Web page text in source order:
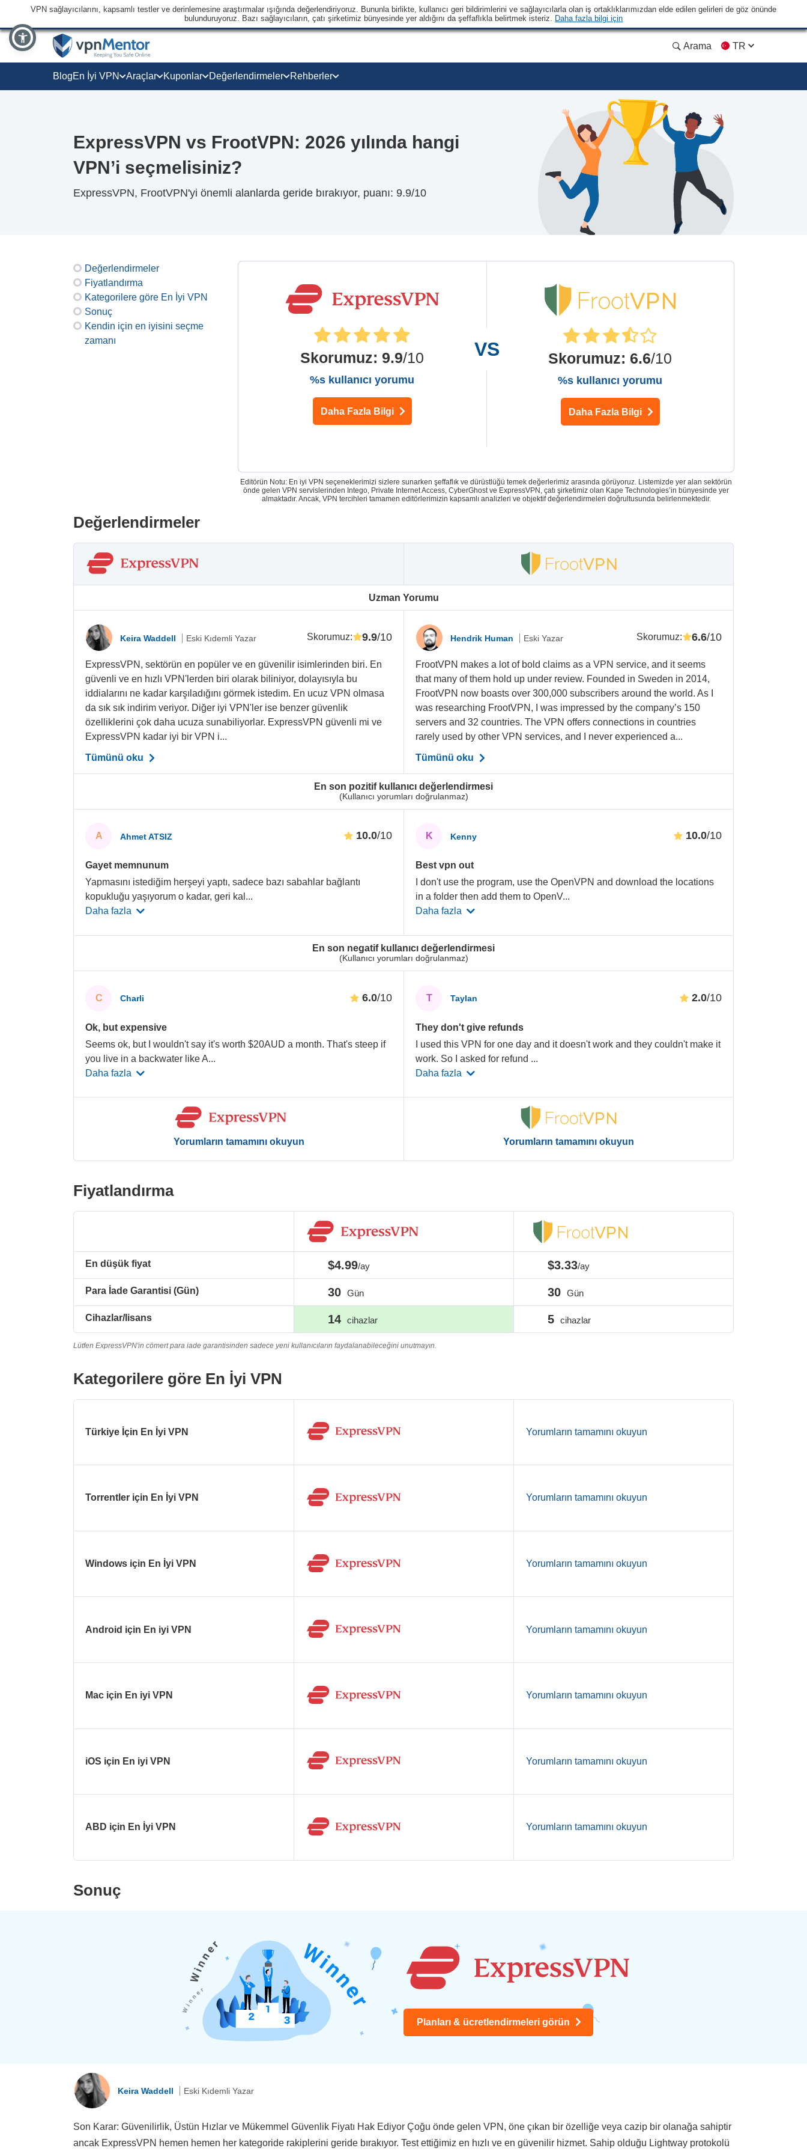
VPN sağlayıcılarını, kapsamlı testler ve derinlemesine araştırmalar ışığında değerlendiriyoruz. Bununla birlikte, kullanıcı geri bildirimlerini ve sağlayıcılarla olan iş ortaklıklarımızdan elde edilen gelirleri de göz önünde
bulunduruyoruz. Bazı sağlayıcıların, çatı şirketimiz bünyesinde yer aldığını da şeffaflıkla belirtmek isteriz. Daha fazla bilgi için
Arama TR
BlogEn İyi VPN Araçlar Kuponlar Değerlendirmeler Rehberler
ExpressVPN vs FrootVPN: 2026 yılında hangi
VPN’i seçmelisiniz?
ExpressVPN, FrootVPN'yi önemli alanlarda geride bırakıyor, puanı: 9.9/10
Değerlendirmeler
Fiyatlandırma
Kategorilere göre En İyi VPN
Sonuç
Kendin için en iyisini seçme
zamanı
Skorumuz: 9.9/10
%s kullanıcı yorumu
Daha Fazla Bilgi
Skorumuz: 6.6/10
%s kullanıcı yorumu
Daha Fazla Bilgi
Editörün Notu: En iyi VPN seçeneklerimizi sizlere sunarken şeffaflık ve dürüstlüğü temek değerlerimiz arasında görüyoruz. Listemizde yer alan sektörün
önde gelen VPN servislerinden Intego, Private Internet Access, CyberGhost ve ExpressVPN, çatı şirketimiz olan Kape Technologies’in bünyesinde yer
almaktadır. Ancak, VPN tercihleri tamamen editörlerimizin kapsamlı analizleri ve objektif değerlendirmeleri doğrultusunda belirlenmektedir.
Değerlendirmeler
Uzman Yorumu
En son pozitif kullanıcı değerlendirmesi
(Kullanıcı yorumları doğrulanmaz)
En son negatif kullanıcı değerlendirmesi
(Kullanıcı yorumları doğrulanmaz)
Keira Waddell Eski Kıdemli Yazar Skorumuz: 9.9/10
ExpressVPN, sektörün en popüler ve en güvenilir isimlerinden biri. En
güvenli ve en hızlı VPN'lerden biri olarak biliniyor, dolayısıyla bu
iddialarını ne kadar karşıladığını görmek istedim. En ucuz VPN olmasa
da sık sık indirim veriyor. Diğer iyi VPN'ler ise benzer güvenlik
özelliklerini çok daha ucuza sunabiliyorlar. ExpressVPN güvenli mi ve
ExpressVPN kadar iyi bir VPN i...
Tümünü oku
A Ahmet ATSIZ 10.0/10
Gayet memnunum
Yapmasını istediğim herşeyi yaptı, sadece bazı sabahlar bağlantı
kopukluğu yaşıyorum o kadar, geri kal ...
Daha fazla
C Charli 6.0/10
Ok, but expensive
Seems ok, but I wouldn't say it's worth $20AUD a month. That's steep if
you live in a backwater like A...
Daha fazla
Yorumların tamamını okuyun
Hendrik Human Eski Yazar Skorumuz: 6.6/10
FrootVPN makes a lot of bold claims as a VPN service, and it seems
that many of them hold up under review. Founded in Sweden in 2014,
FrootVPN now boasts over 300,000 subscribers around the world. As I
was researching FrootVPN, I was impressed by the company’s 150
servers and 32 countries. The VPN offers connections in countries
rarely used by other VPN services, and I never experienced a...
Tümünü oku
K Kenny 10.0/10
Best vpn out
I don't use the program, use the OpenVPN and download the locations
in a folder then add them to OpenV...
Daha fazla
T Taylan 2.0/10
They don't give refunds
I used this VPN for one day and it doesn't work and they couldn't make it
work. So I asked for refund ...
Daha fazla
Yorumların tamamını okuyun
Fiyatlandırma
En düşük fiyat
Para İade Garantisi (Gün)
Cihazlar/lisans
$4.99/ay
30 Gün
14 cihazlar
$3.33/ay
30 Gün
5 cihazlar
Lütfen ExpressVPN'in cömert para iade garantisinden sadece yeni kullanıcıların faydalanabileceğini unutmayın.
Kategorilere göre En İyi VPN
Türkiye İçin En İyi VPN Yorumların tamamını okuyun
Torrentler için En İyi VPN Yorumların tamamını okuyun
Windows için En İyi VPN Yorumların tamamını okuyun
Android için En iyi VPN Yorumların tamamını okuyun
Mac için En iyi VPN Yorumların tamamını okuyun
iOS için En iyi VPN Yorumların tamamını okuyun
ABD için En İyi VPN Yorumların tamamını okuyun
Sonuç
Planları & ücretlendirmeleri görün
Keira Waddell Eski Kıdemli Yazar
Son Karar: Güvenilirlik, Üstün Hızlar ve Mükemmel Güvenlik Fiyatı Hak Ediyor Çoğu önde gelen VPN, öne çıkan bir özelliğe veya cazip bir olanağa sahiptir
ancak ExpressVPN hemen hemen her kategoride rakiplerini geride bırakıyor. Test ettiğimiz en hızlı ve en güvenilir hizmet. Sahip olduğu Lightway protokolü